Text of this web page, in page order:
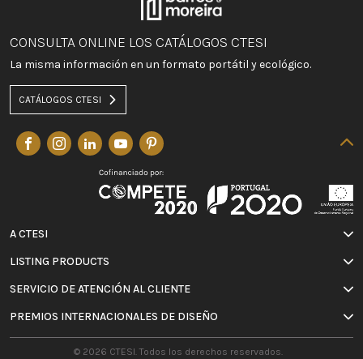
CONSULTA ONLINE LOS CATÁLOGOS CTESI
La misma información en un formato portátil y ecológico.
CATÁLOGOS CTESI
A CTESI
LISTING PRODUCTS
SERVICIO DE ATENCIÓN AL CLIENTE
PREMIOS INTERNACIONALES DE DISEÑO
© 2026 CTESI. Todos los derechos reservados.